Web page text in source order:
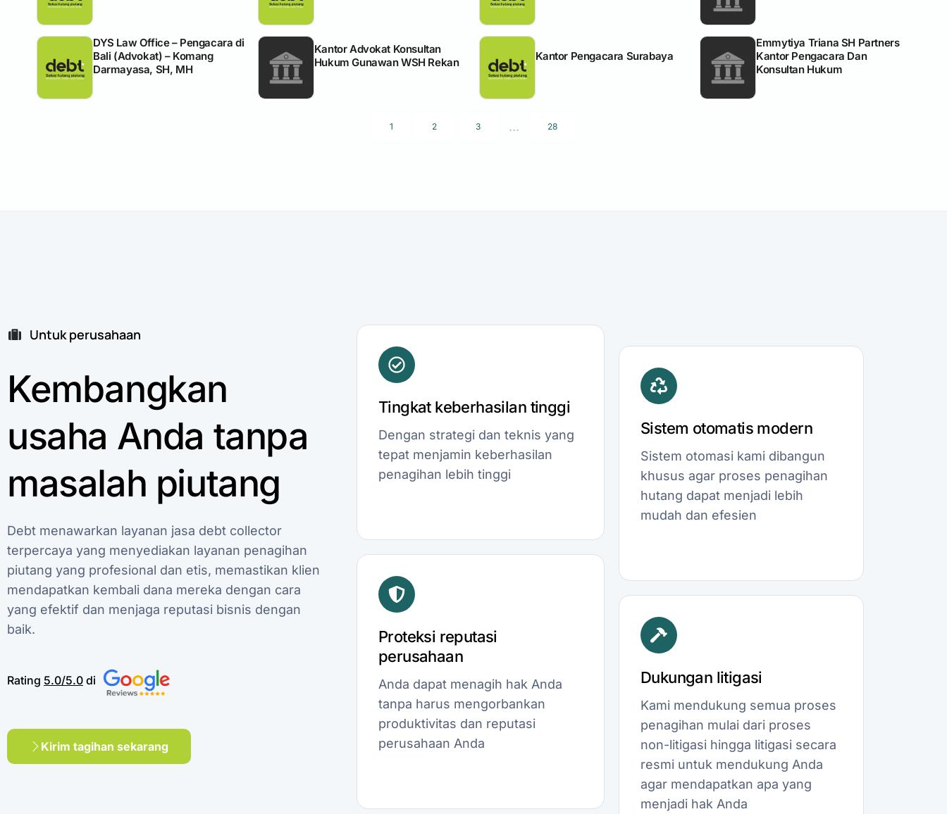
DYS Law Office – Pengacara di
Bali (Advokat) – Komang
Darmayasa, SH, MH
Kantor Advokat Konsultan
Hukum Gunawan WSH Rekan
Kantor Pengacara Surabaya
Emmytiya Triana SH Partners
Kantor Pengacara Dan
Konsultan Hukum
1 2 3 ... 28
Untuk perusahaan
Kembangkan
usaha Anda tanpa
masalah piutang
Debt menawarkan layanan jasa debt collector
terpercaya yang menyediakan layanan penagihan
piutang yang profesional dan etis, memastikan klien
mendapatkan kembali dana mereka dengan cara
yang efektif dan menjaga reputasi bisnis dengan
baik.
Rating 5.0/5.0 di
Kirim tagihan sekarang
Tingkat keberhasilan tinggi
Dengan strategi dan teknis yang
tepat menjamin keberhasilan
penagihan lebih tinggi
Proteksi reputasi
perusahaan
Anda dapat menagih hak Anda
tanpa harus mengorbankan
produktivitas dan reputasi
perusahaan Anda
Sistem otomatis modern
Sistem otomasi kami dibangun
khusus agar proses penagihan
hutang dapat menjadi lebih
mudah dan efesien
Dukungan litigasi
Kami mendukung semua proses
penagihan mulai dari proses
non-litigasi hingga litigasi secara
resmi untuk mendukung Anda
agar mendapatkan apa yang
menjadi hak Anda